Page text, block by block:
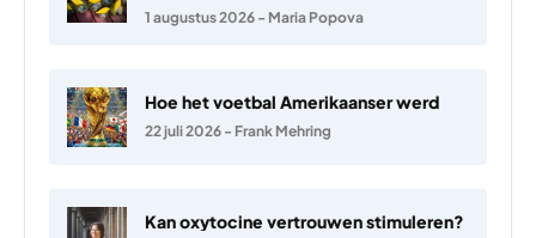
1 augustus 2026 - Maria Popova
Hoe het voetbal Amerikaanser werd
22 juli 2026 - Frank Mehring
Kan oxytocine vertrouwen stimuleren?